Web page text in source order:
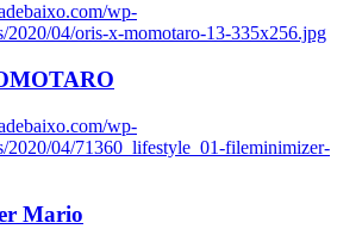
wp-
2020/04/oris-x-momotaro-13-335x256.jpg
wp-
2020/04/71360_lifestyle_01-fileminimizer-
Mario